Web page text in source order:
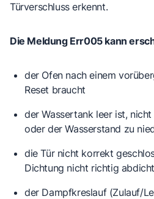
Türverschlusserkennt.
Die Meldung Err005 kann
der Ofen nach einem
Reset braucht
derWassertankleer ist, nicht
oder der Wasserstand zu
dieTürnicht korrekt
Dichtung nicht richtig
der Dampfkreslauf (Zulauf/